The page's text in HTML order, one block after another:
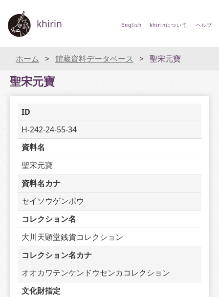
khirin English khirinについて ヘルプ
ホーム 館蔵資料データベース 聖宋元寶
聖宋元寶
ID
H-242-24-55-34
資料名
聖宋元寶
資料名カナ
セイソウゲンポウ
コレクション名
大川天顕堂銭貨コレクション
コレクション名カナ
オオカワテンケンドウセンカコレクション
文化財指定